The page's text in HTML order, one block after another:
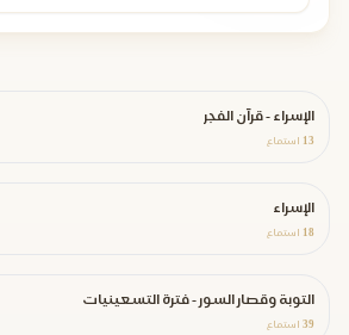
الإسراء - قرآن الفجر
13 استماع
الإسراء
18 استماع
التوبة وقصار السور - فترة التسعينيات
39 استماع